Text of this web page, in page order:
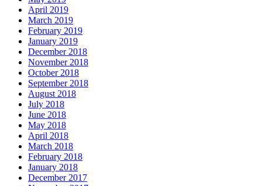
April 2019
March 2019
February 2019
January 2019
December 2018
November 2018
October 2018
September 2018
August 2018
July 2018
June 2018
May 2018
April 2018
March 2018
February 2018
January 2018
December 2017